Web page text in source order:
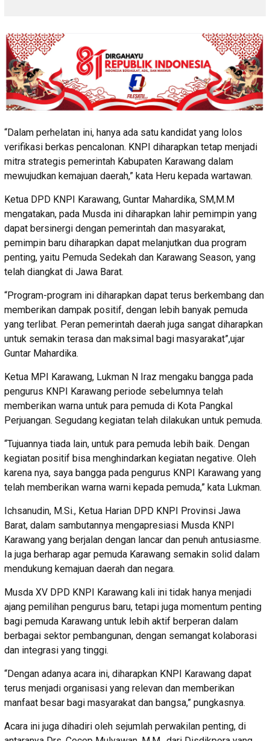
“Dalam perhelatan ini, hanya ada satu kandidat yang lolos
verifikasi berkas pencalonan. KNPI diharapkan tetap menjadi
mitra strategis pemerintah Kabupaten Karawang dalam
mewujudkan kemajuan daerah,” kata Heru kepada wartawan.
Ketua DPD KNPI Karawang, Guntar Mahardika, SM,M.M
mengatakan, pada Musda ini diharapkan lahir pemimpin yang
dapat bersinergi dengan pemerintah dan masyarakat,
pemimpin baru diharapkan dapat melanjutkan dua program
penting, yaitu Pemuda Sedekah dan Karawang Season, yang
telah diangkat di Jawa Barat.
“Program-program ini diharapkan dapat terus berkembang dan
memberikan dampak positif, dengan lebih banyak pemuda
yang terlibat. Peran pemerintah daerah juga sangat diharapkan
untuk semakin terasa dan maksimal bagi masyarakat”,ujar
Guntar Mahardika.
Ketua MPI Karawang, Lukman N Iraz mengaku bangga pada
pengurus KNPI Karawang periode sebelumnya telah
memberikan warna untuk para pemuda di Kota Pangkal
Perjuangan. Segudang kegiatan telah dilakukan untuk pemuda.
“Tujuannya tiada lain, untuk para pemuda lebih baik. Dengan
kegiatan positif bisa menghindarkan kegiatan negative. Oleh
karena nya, saya bangga pada pengurus KNPI Karawang yang
telah memberikan warna warni kepada pemuda,” kata Lukman.
Ichsanudin, M.Si., Ketua Harian DPD KNPI Provinsi Jawa
Barat, dalam sambutannya mengapresiasi Musda KNPI
Karawang yang berjalan dengan lancar dan penuh antusiasme.
Ia juga berharap agar pemuda Karawang semakin solid dalam
mendukung kemajuan daerah dan negara.
Musda XV DPD KNPI Karawang kali ini tidak hanya menjadi
ajang pemilihan pengurus baru, tetapi juga momentum penting
bagi pemuda Karawang untuk lebih aktif berperan dalam
berbagai sektor pembangunan, dengan semangat kolaborasi
dan integrasi yang tinggi.
“Dengan adanya acara ini, diharapkan KNPI Karawang dapat
terus menjadi organisasi yang relevan dan memberikan
manfaat besar bagi masyarakat dan bangsa,” pungkasnya.
Acara ini juga dihadiri oleh sejumlah perwakilan penting, di